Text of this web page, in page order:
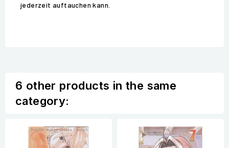
jederzeit auftauchen kann.
6 other products in the same
category: